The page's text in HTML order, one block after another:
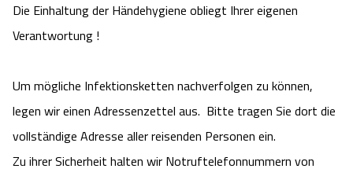
Die Einhaltung der Händehygiene obliegt Ihrer eigenen
Verantwortung !
Um mögliche Infektionsketten nachverfolgen zu können,
legen wir einen Adressenzettel aus. Bitte tragen Sie dort die
vollständige Adresse aller reisenden Personen ein.
Zu ihrer Sicherheit halten wir Notruftelefonnummern von